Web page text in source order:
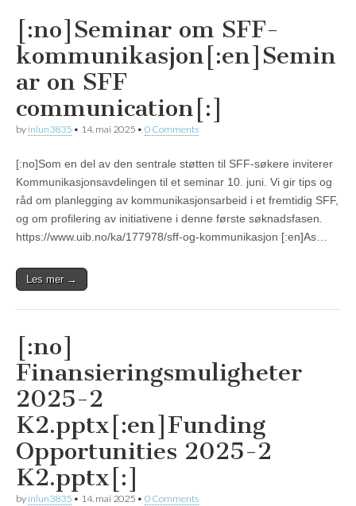
[:no]Seminar om SFF-
kommunikasjon[:en]Semin
ar on SFF
communication[:]
by inlun3835 • 14. mai 2025 • 0 Comments
[:no]Som en del av den sentrale støtten til SFF-søkere inviterer
Kommunikasjonsavdelingen til et seminar 10. juni. Vi gir tips og
råd om planlegging av kommunikasjonsarbeid i et fremtidig SFF,
og om profilering av initiativene i denne første søknadsfasen.
https://www.uib.no/ka/177978/sff-og-kommunikasjon [:en]As…
Les mer →
[:no]
Finansieringsmuligheter
2025-2
K2.pptx[:en]Funding
Opportunities 2025-2
K2.pptx[:]
by inlun3835 • 14. mai 2025 • 0 Comments